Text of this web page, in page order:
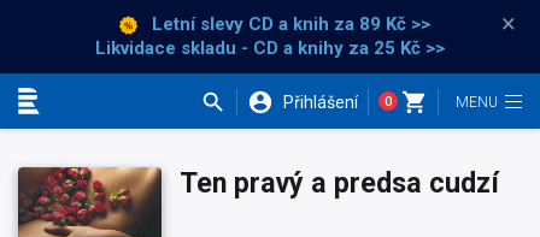
Letní slevy CD a knih za 89 Kč >>
Likvidace skladu - CD a knihy za 25 Kč >>
×
Přihlášení 0
Ten pravý a predsa cudzí